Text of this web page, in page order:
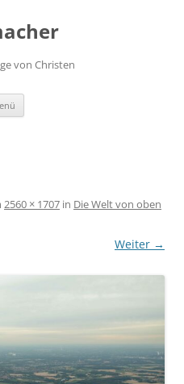
von Christen
2560 × 1707 in Die Welt von oben
Weiter →